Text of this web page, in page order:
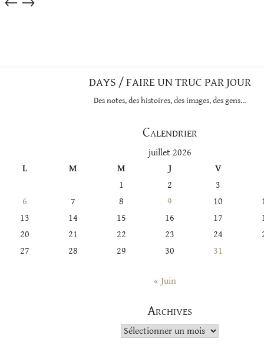
DAYS / FAIRE UN TRUC PAR JOUR
Des notes, des histoires, des images, des gens…
Calendrier
juillet 2026
L
M M J
V
1
2
3
6
7 8 9 10
13
14 15 16 17
20
21 22 23 24
27
28 29 30 31
« Juin
Archives
Archives